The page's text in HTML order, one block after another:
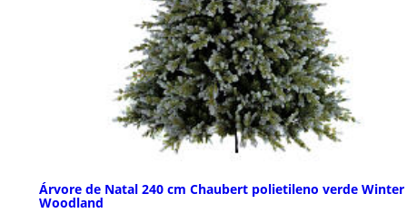
Árvore de Natal 240 cm Chaubert polietileno verde Winter
Woodland